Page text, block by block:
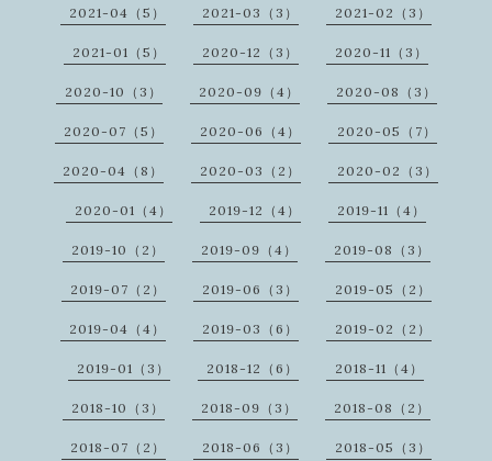
2021-04（5） 2021-03（3） 2021-02（3）
2021-01（5） 2020-12（3） 2020-11（3）
2020-10（3） 2020-09（4） 2020-08（3）
2020-07（5） 2020-06（4） 2020-05（7）
2020-04（8） 2020-03（2） 2020-02（3）
2020-01（4） 2019-12（4） 2019-11（4）
2019-10（2） 2019-09（4） 2019-08（3）
2019-07（2） 2019-06（3） 2019-05（2）
2019-04（4） 2019-03（6） 2019-02（2）
2019-01（3） 2018-12（6） 2018-11（4）
2018-10（3） 2018-09（3） 2018-08（2）
2018-07（2） 2018-06（3） 2018-05（3）